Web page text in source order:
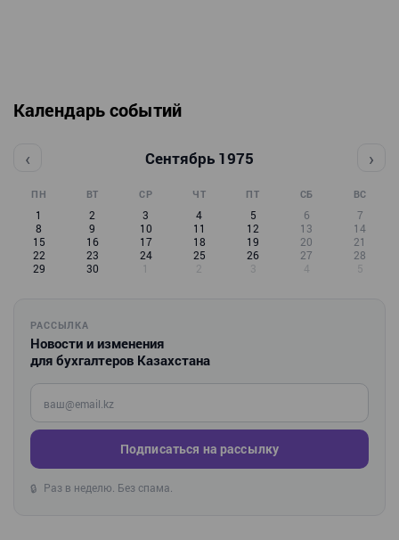
Календарь событий
‹ Сентябрь 1975 ›
ПН ВТ СР ЧТ ПТ СБ ВС
1 2 3 4 5 6
7
8
9 10 11 12 13
14
15
16 17 18 19 20
21
22
23 24 25 26 27
28
29
30 1 2 3 4 5
РАССЫЛКА
Новости и изменения
для бухгалтеров Казахстана
Введите ваш e-mail
Подписаться на рассылку
🔒 Раз в неделю. Без спама.